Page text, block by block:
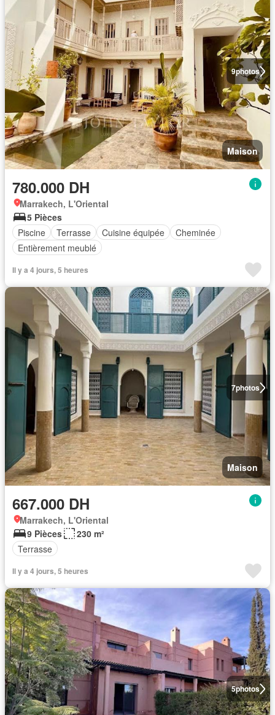
9photos
Maison
780.000 DH
Marrakech, L'Oriental
5 Pièces
Piscine
Terrasse Cuisine équipée
Cheminée
Entièrement meublé
Il y a 4 jours, 5 heures
7photos
Maison
667.000 DH
Marrakech, L'Oriental
9 Pièces
230 m²
Terrasse
Il y a 4 jours, 5 heures
5photos